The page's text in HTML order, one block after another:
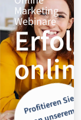
Marketing
Webinare
Pr
ofitiere
n
Sie
n
u
nsere
Ex
perte
n
wisse